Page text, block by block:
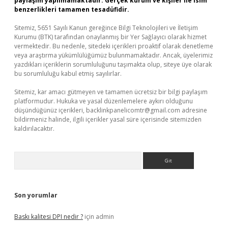
benzerlikleri tamamen tesadüfidir.
Sitemiz, 5651 Sayılı Kanun gereğince Bilgi Teknolojileri ve İletişim
Kurumu (BTK) tarafından onaylanmış bir Yer Sağlayıcı olarak hizmet
vermektedir. Bu nedenle, sitedeki içerikleri proaktif olarak denetleme
veya araştırma yükümlülüğümüz bulunmamaktadır. Ancak, üyelerimiz
yazdıkları içeriklerin sorumluluğunu taşımakta olup, siteye üye olarak
bu sorumluluğu kabul etmiş sayılırlar.
Sitemiz, kar amacı gütmeyen ve tamamen ücretsiz bir bilgi paylaşım
platformudur. Hukuka ve yasal düzenlemelere aykırı olduğunu
düşündüğünüz içerikleri, backlinkpanelicomtr@gmail.com adresine
bildirmeniz halinde, ilgili içerikler yasal süre içerisinde sitemizden
kaldırılacaktır.
Son yorumlar
Baskı kalitesi DPI nedir ? için admin